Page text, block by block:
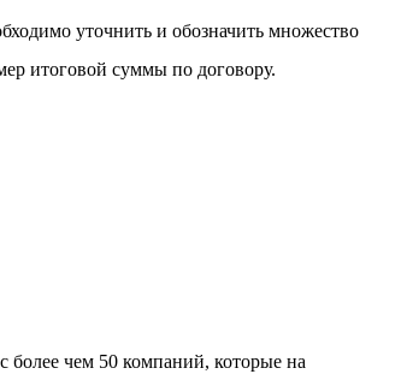
уточнить и обозначить множество
итоговой суммы по договору.
чем 50 компаний, которые на